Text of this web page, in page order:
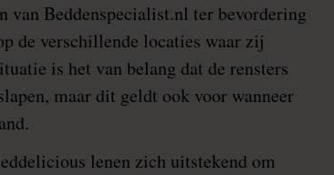
van Beddenspecialist.nl ter bevordering
de verschillende locaties waar zij
is het van belang dat de rensters
maar dit geldt ook voor wanneer
lenen zich uitstekend om